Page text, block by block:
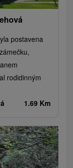
postavena
rodidinným
1.69 Km